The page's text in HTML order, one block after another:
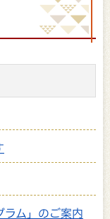
ム」のご案内